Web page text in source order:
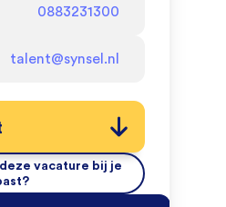
0883231300
talent@synsel.nl
vacature bij je